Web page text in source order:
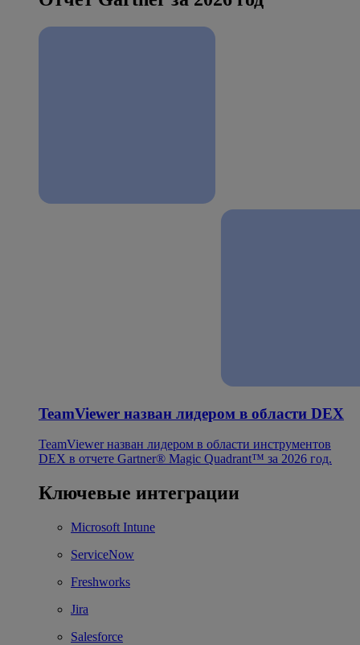
TeamViewer назван лидером в области DEX
TeamViewer назван лидером в области инструментов
DEX в отчете Gartner® Magic Quadrant™ за 2026 год.
Ключевые интеграции
Microsoft Intune
ServiceNow
Freshworks
Jira
Salesforce